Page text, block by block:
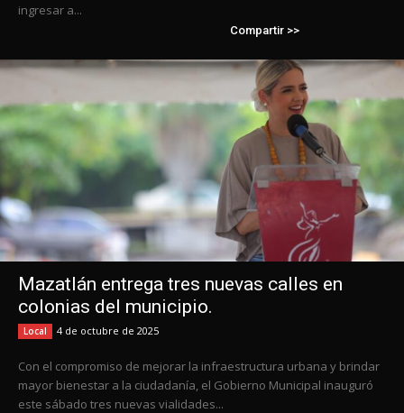
ingresar a...
Compartir >>
Mazatlán entrega tres nuevas calles en
colonias del municipio.
Local 4 de octubre de 2025
Con el compromiso de mejorar la infraestructura urbana y brindar
mayor bienestar a la ciudadanía, el Gobierno Municipal inauguró
este sábado tres nuevas vialidades...